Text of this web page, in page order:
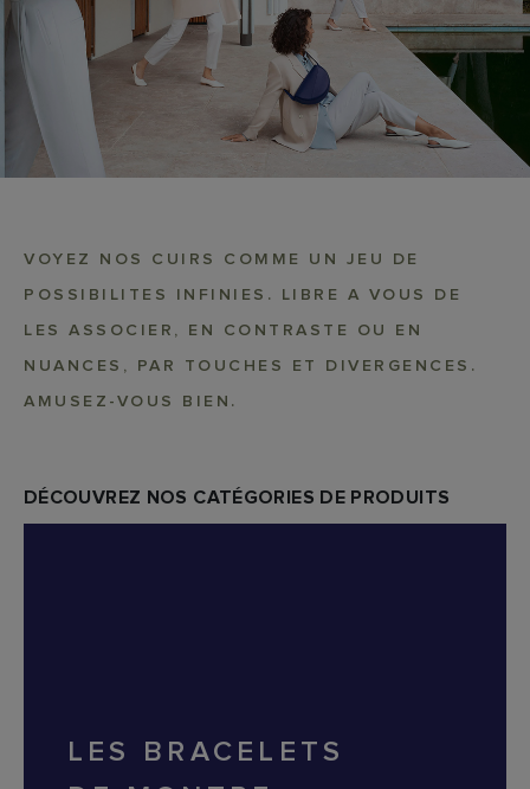
VOYEZ NOS CUIRS COMME UN JEU DE
POSSIBILITES INFINIES. LIBRE A VOUS DE
LES ASSOCIER, EN CONTRASTE OU EN
NUANCES, PAR TOUCHES ET DIVERGENCES.
AMUSEZ-VOUS BIEN.
DÉCOUVREZ NOS CATÉGORIES DE PRODUITS
LES BRACELETS